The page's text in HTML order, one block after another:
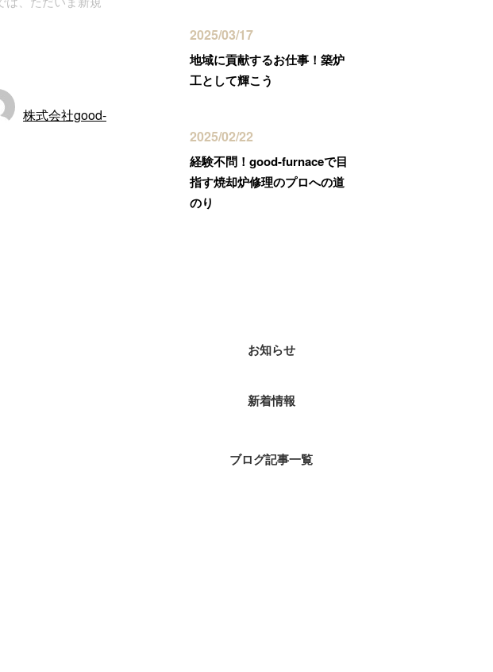
株式会社good-
2025/03/17
地域に貢献するお仕事！築炉
工として輝こう
2025/02/22
経験不問！good-furnaceで目
指す焼却炉修理のプロへの道
のり
お知らせ
新着情報
ブログ記事一覧